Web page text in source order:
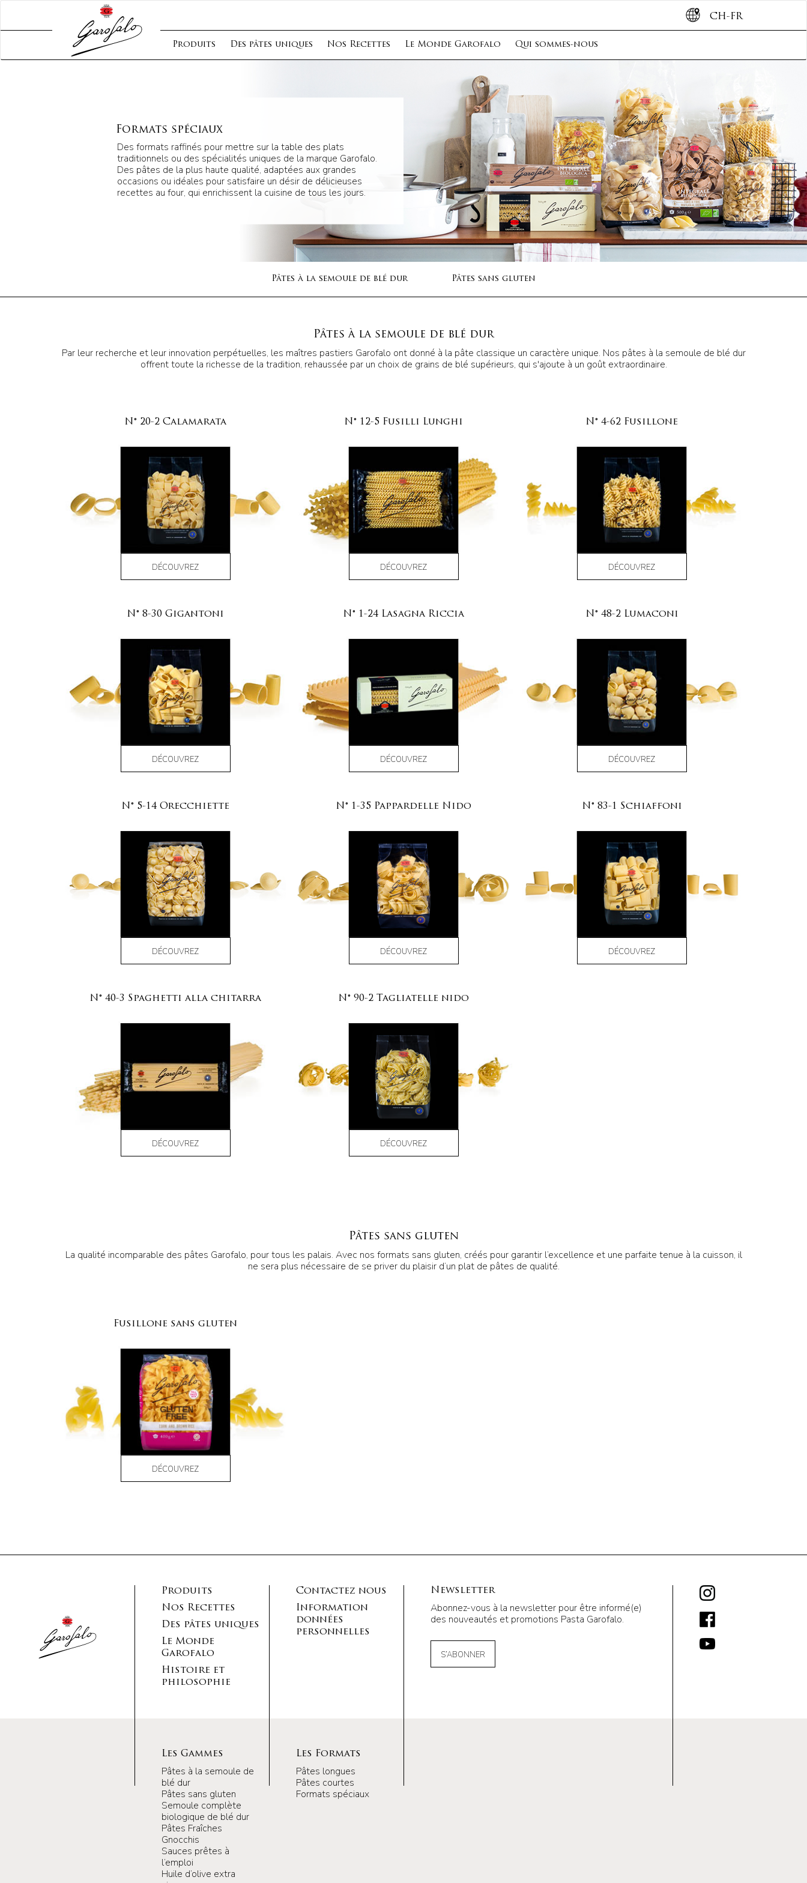
Produits Des pâtes uniques Nos Recettes Le Monde Garofalo Qui sommes-nous
CH-FR
Formats spéciaux
Des formats raffinés pour mettre sur la table des plats
traditionnels ou des spécialités uniques de la marque Garofalo.
Des pâtes de la plus haute qualité, adaptées aux grandes
occasions ou idéales pour satisfaire un désir de délicieuses
recettes au four, qui enrichissent la cuisine de tous les jours.
Pâtes à la semoule de blé dur Pâtes sans gluten
Pâtes à la semoule de blé dur
Par leur recherche et leur innovation perpétuelles, les maîtres pastiers Garofalo ont donné à la pâte classique un caractère unique. Nos pâtes à la semoule de blé dur
offrent toute la richesse de la tradition, rehaussée par un choix de grains de blé supérieurs, qui s'ajoute à un goût extraordinaire.
N° 20-2 Calamarata
DÉCOUVREZ
N° 12-5 Fusilli Lunghi
DÉCOUVREZ
N° 4-62 Fusillone
DÉCOUVREZ
N° 8-30 Gigantoni
DÉCOUVREZ
N° 1-24 Lasagna Riccia
DÉCOUVREZ
N° 48-2 Lumaconi
DÉCOUVREZ
N° 5-14 Orecchiette
DÉCOUVREZ
N° 1-35 Pappardelle Nido
DÉCOUVREZ
N° 83-1 Schiaffoni
DÉCOUVREZ
N° 40-3 Spaghetti alla chitarra
DÉCOUVREZ
N° 90-2 Tagliatelle nido
DÉCOUVREZ
Pâtes sans gluten
La qualité incomparable des pâtes Garofalo, pour tous les palais. Avec nos formats sans gluten, créés pour garantir l’excellence et une parfaite tenue à la cuisson, il
ne sera plus nécessaire de se priver du plaisir d’un plat de pâtes de qualité.
Fusillone sans gluten
DÉCOUVREZ
Produits
Nos Recettes
Des pâtes uniques
Le Monde
Garofalo
Histoire et
philosophie
Contactez nous
Information
données
personnelles
Newsletter
Abonnez-vous à la newsletter pour être informé(e)
des nouveautés et promotions Pasta Garofalo.
S’ABONNER
Les Gammes
Pâtes à la semoule de
blé dur
Pâtes sans gluten
Semoule complète
biologique de blé dur
Pâtes Fraîches
Gnocchis
Sauces prêtes à
l’emploi
Huile d’olive extra
Les Formats
Pâtes longues
Pâtes courtes
Formats spéciaux